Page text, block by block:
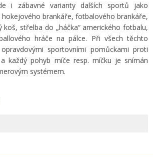
i zábavné varianty dalších sportů jako
brankáře, fotbalového brankáře,
koš, střelba do „háčka“ amerického fotbalu,
hráče na pálce. Při všech těchto
sportovními pomůckami proti
každý pohyb míče resp. míčku je snímán
systémem.